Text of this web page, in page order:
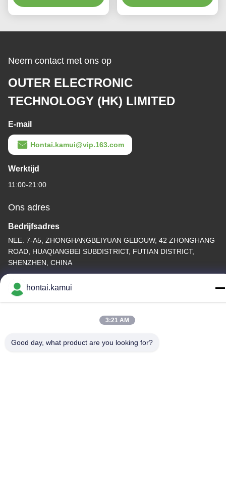
equipment and piping
Neem contact met ons op
OUTER ELECTRONIC
TECHNOLOGY (HK) LIMITED
E-mail
Hontai.kamui@vip.163.com
Werktijd
11:00-21:00
Ons adres
Bedrijfsadres
NEE. 7-A5, ZHONGHANGBEIYUAN GEBOUW, 42 ZHONGHANG
ROAD, HUAQIANGBEI SUBDISTRICT, FUTIAN DISTRICT,
SHENZHEN, CHINA
Fabrieksadres
Telefoon
hontai.kamui
3:21 AM
Good day, what product are you looking for?